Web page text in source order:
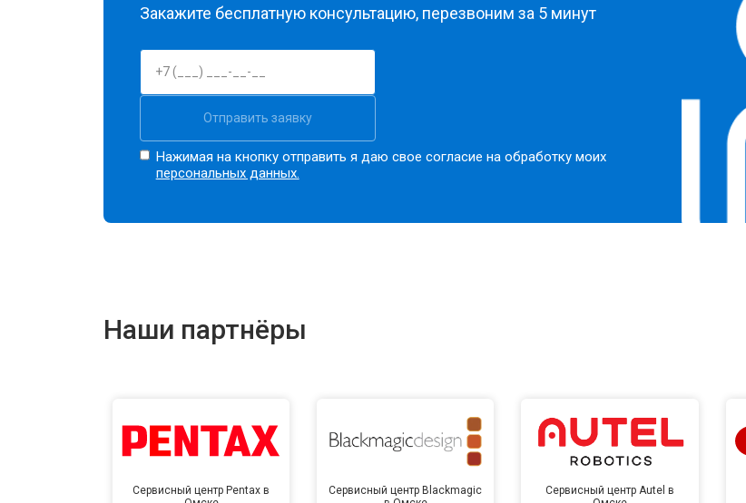
Закажите бесплатную консультацию, перезвоним за 5 минут
Отправить заявку
Нажимая на кнопку отправить я даю свое согласие на обработку моих
персональных данных.
Наши партнёры
Сервисный центр Pentax в
Сервисный центр Blackmagic
Сервисный центр Autel в